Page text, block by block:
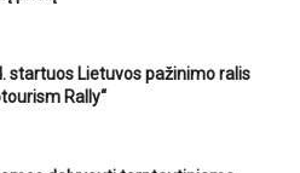
startuos Lietuvos pažinimo ralis
Rally“